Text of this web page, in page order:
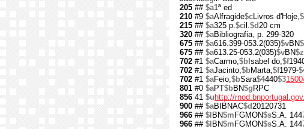
205 ## $a1ª ed
210 #9 $aAlfragide$cLivros d'Hoje,
215 ## $a325 p.$cil.$d20 cm
320 ## $aBibliografia, p. 299-320
675 ## $a616.399-053.2(035)$vBN
675 ## $a613.25-053.2(035)$vBN$z
702 #1 $aCarmo,$b Isabel do,$f
702 #1 $aJacinto,$bMarta,$f1979-
702 #1 $aFeio,$bSara$4440$3
801 #0 $aPT$bBN$g RPC
856 41 $u http://
900 ## $aBIBNAC$d20120731
966 ## $l BN$m FGMON$sS.A.
966 ## $l BN$m FGMON$sS.A.